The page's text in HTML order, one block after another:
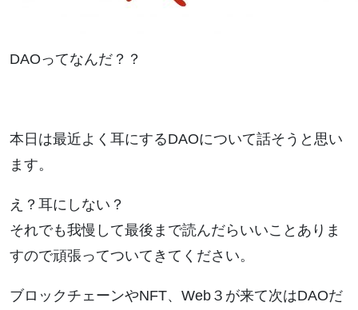
DAOってなんだ？？
本日は最近よく耳にするDAOについて話そうと思い
ます。
え？耳にしない？
それでも我慢して最後まで読んだらいいことありま
すので頑張ってついてきてください。
ブロックチェーンやNFT、Web３が来て次はDAOだ